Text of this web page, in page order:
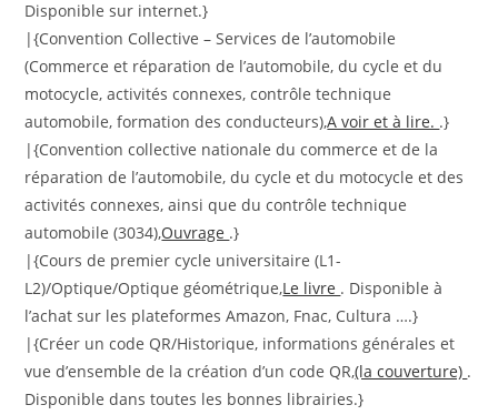
Disponible sur internet.}
|{Convention Collective – Services de l’automobile
(Commerce et réparation de l’automobile, du cycle et du
motocycle, activités connexes, contrôle technique
automobile, formation des conducteurs),A voir et à lire. .}
|{Convention collective nationale du commerce et de la
réparation de l’automobile, du cycle et du motocycle et des
activités connexes, ainsi que du contrôle technique
automobile (3034),Ouvrage .}
|{Cours de premier cycle universitaire (L1-
L2)/Optique/Optique géométrique,Le livre . Disponible à
l’achat sur les plateformes Amazon, Fnac, Cultura ….}
|{Créer un code QR/Historique, informations générales et
vue d’ensemble de la création d’un code QR,(la couverture) .
Disponible dans toutes les bonnes librairies.}